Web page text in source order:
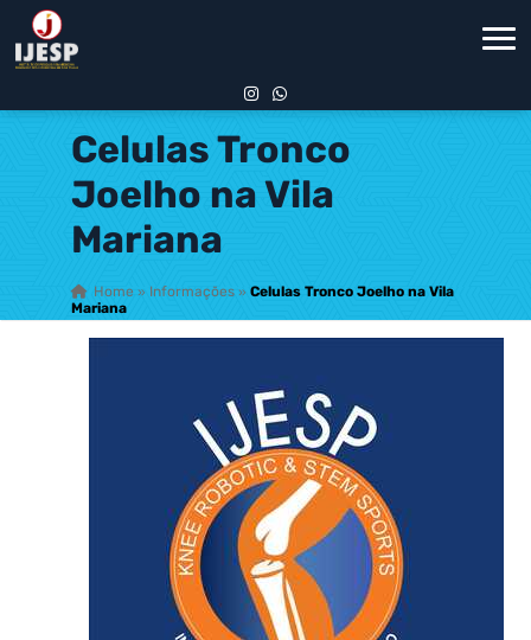
Celulas Tronco
Joelho na Vila
Mariana
Home » Informações » Celulas Tronco Joelho na Vila
Mariana